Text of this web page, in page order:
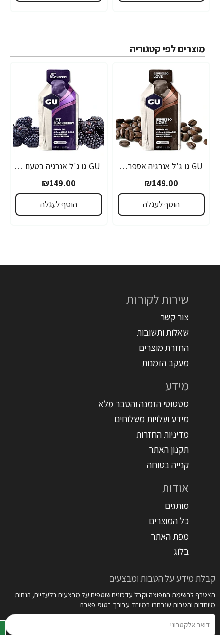
מוצרים לפי קטגוריה
GU גו ג'ל אנרגיה אספרסו 32 גרם - 24 יחידות
₪149.00
הוסף לעגלה
GU גו ג'ל אנרגיה בטעם פטל שחור 32 גרם - 24 יחידות
₪149.00
הוסף לעגלה
שירות לקוחות
צור קשר
שאלות ותשובות
החזרת מוצרים
מעקב הזמנות
מידע
סטטוסי הזמנה והסבר מלא
מידע ועלויות משלוחים
מדיניות החזרות
תקנון האתר
קנייה בטוחה
אודות
מותגים
כל המוצרים
מפת האתר
בלוג
קבלת מידע על הטבות ומבצעים
הצטרף לרשימת התפוצה וקבל עדכונים שוטפים על מבצעים בלעדיים, הנחות
מיוחדות והטבות שנבחרו במיוחד עבורך בטופ-פארם
אלקטרוני